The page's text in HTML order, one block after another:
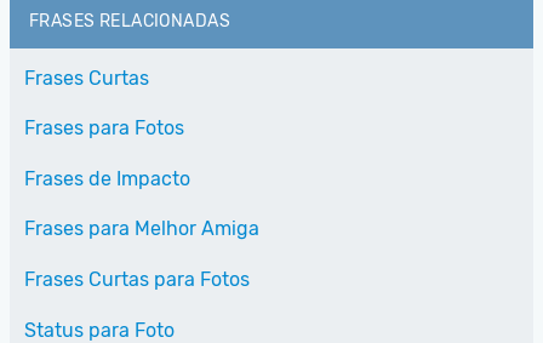
FRASES RELACIONADAS
Frases Curtas
Frases para Fotos
Frases de Impacto
Frases para Melhor Amiga
Frases Curtas para Fotos
Status para Foto